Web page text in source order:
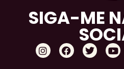
SIGA-ME